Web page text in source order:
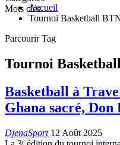
Mots clésAccueil
Tournoi Basketball
Parcourir Tag
Tournoi
Basketball à
Ghana sacré, Don
DjenaSport 12 Août 2025